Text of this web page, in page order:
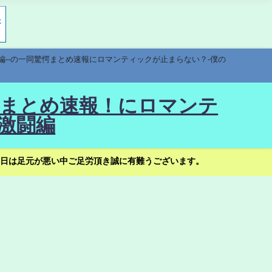
の一同驚愕まとめ速報にロマンティックが止まらない？-僕の
とめ速報！にロマンテ
闘編
足元が悪い中ご足労頂き誠に有難うございます。